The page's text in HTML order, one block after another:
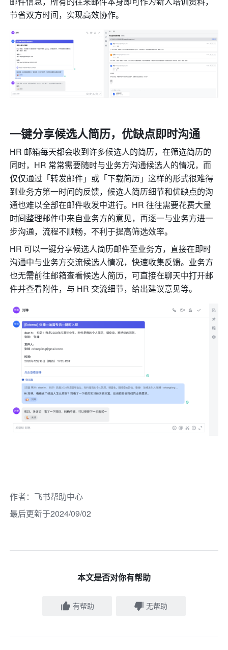
节省双方时间，实现高效协作。
一键分享候选人简历，优缺点即时沟通
HR 邮箱每天都会收到许多候选人的简历，在筛选简历的
同时，HR 常常需要随时与业务方沟通候选人的情况，而
仅仅通过「转发邮件」或「下载简历」这样的形式很难得
到业务方第一时间的反馈，候选人简历细节和优缺点的沟
通也难以全部在邮件收发中进行。HR 往往需要花费大量
时间整理邮件中来自业务方的意见，再逐一与业务方进一
步沟通，流程不顺畅，不利于提高筛选效率。
HR 可以一键分享候选人简历邮件至业务方，直接在即时
沟通中与业务方交流候选人情况，快速收集反馈。业务方
也无需前往邮箱查看候选人简历，可直接在聊天中打开邮
件并查看附件，与 HR 交流细节，给出建议意见等。
作者： 飞书帮助中心
最后更新于2024/09/02
本文是否对你有帮助
有帮助 无帮助